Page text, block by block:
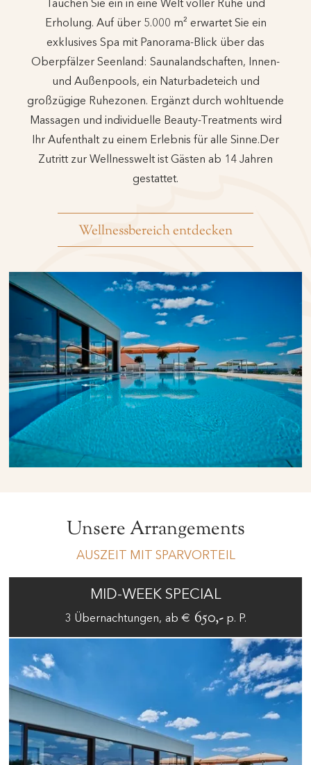
Erholung. Auf über 5.000 m² erwartet Sie ein
exklusives Spa mit Panorama-Blick über das
Oberpfälzer Seenland: Saunalandschaften, Innen-
und Außenpools, ein Naturbadeteich und
großzügige Ruhezonen. Ergänzt durch wohltuende
Massagen und individuelle Beauty-Treatments wird
Ihr Aufenthalt zu einem Erlebnis für alle Sinne.Der
Zutritt zur Wellnesswelt ist Gästen ab 14 Jahren
gestattet.
Wellnessbereich entdecken
Unsere Arrangements
AUSZEIT MIT SPARVORTEIL
MID-WEEK SPECIAL
3 Übernachtungen ab € 650,- p. P.